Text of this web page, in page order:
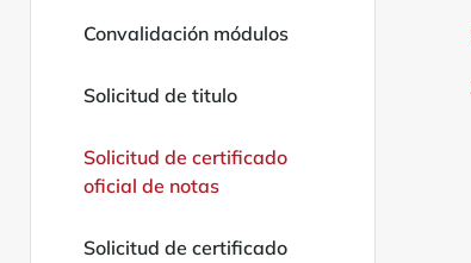
Convalidación módulos
Solicitud de titulo
Solicitud de certificado
oficial de notas
Solicitud de certificado